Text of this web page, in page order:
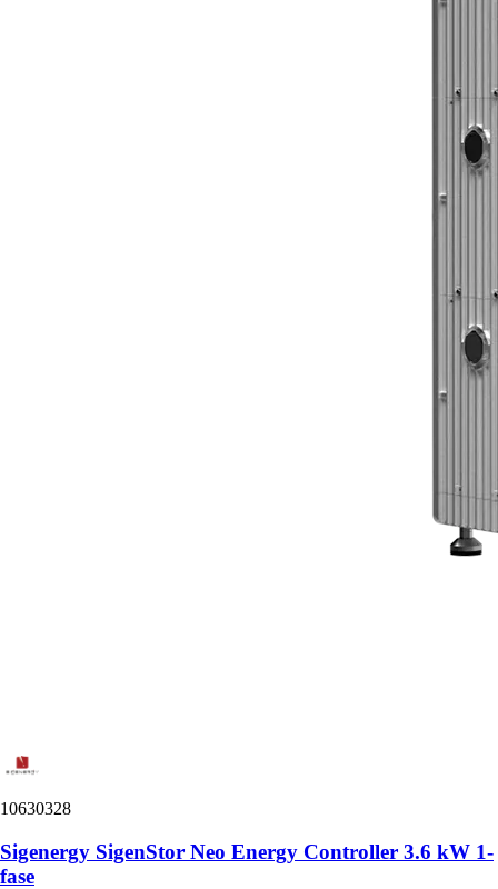
10630328
Sigenergy SigenStor Neo Energy Controller 3.6 kW 1-
fase